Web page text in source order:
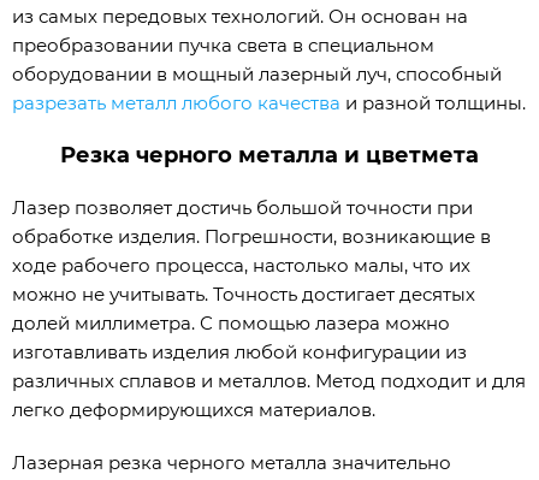
из самых передовых технологий. Он основан на
преобразовании пучка света в специальном
оборудовании в мощный лазерный луч, способный
разрезать металл любого качества и разной толщины.
Резка черного металла и цветмета
Лазер позволяет достичь большой точности при
обработке изделия. Погрешности, возникающие в
ходе рабочего процесса, настолько малы, что их
можно не учитывать. Точность достигает десятых
долей миллиметра. С помощью лазера можно
изготавливать изделия любой конфигурации из
различных сплавов и металлов. Метод подходит и для
легко деформирующихся материалов.
Лазерная резка черного металла значительно